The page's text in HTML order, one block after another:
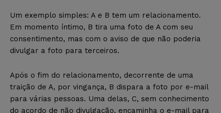
Um exemplo simples: A e B tem um relacionamento.
Em momento íntimo, B tira uma foto de A com seu
consentimento, mas com o aviso de que não poderia
divulgar a foto para terceiros.
Após o fim do relacionamento, decorrente de uma
traição de A, por vingança, B dispara a foto por e-mail
para várias pessoas. Uma delas, C, sem conhecimento
do acordo de não divulgação, encaminha o e-mail para